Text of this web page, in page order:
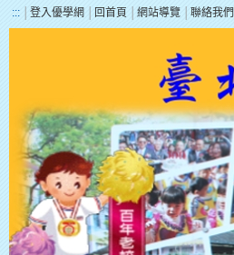
::: 登入優學網 回首頁 網站導覽 聯絡我們